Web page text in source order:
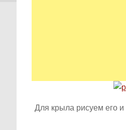
Для крыла рисуем его